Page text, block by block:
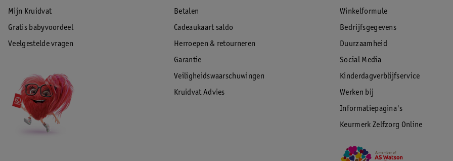
Mijn Kruidvat
Gratis babyvoordeel
Veelgestelde vragen
Betalen
Cadeaukaart saldo
Herroepen & retourneren
Garantie
Veiligheidswaarschuwingen
Kruidvat Advies
Winkelformule
Bedrijfsgegevens
Duurzaamheid
Social Media
Kinderdagverblijfservice
Werken bij
Informatiepagina's
Keurmerk Zelfzorg Online